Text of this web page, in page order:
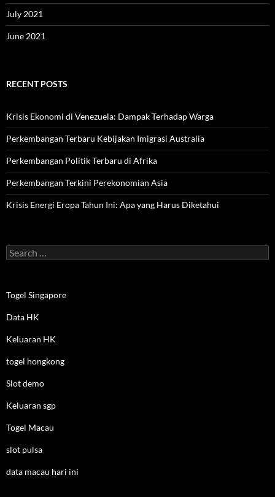
July 2021
June 2021
RECENT POSTS
Krisis Ekonomi di Venezuela: Dampak Terhadap Warga
Perkembangan Terbaru Kebijakan Imigrasi Australia
Perkembangan Politik Terbaru di Afrika
Perkembangan Terkini Perekonomian Asia
Krisis Energi Eropa Tahun Ini: Apa yang Harus Diketahui
Search
for:
Togel Singapore
Data HK
Keluaran HK
togel hongkong
Slot demo
Keluaran sgp
Togel Macau
slot pulsa
data macau hari ini